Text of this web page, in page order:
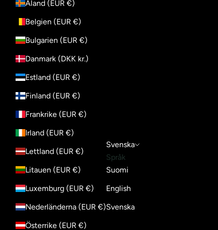
Åland (EUR €)
Belgien (EUR €)
Bulgarien (EUR €)
Danmark (DKK kr.)
Estland (EUR €)
Finland (EUR €)
Frankrike (EUR €)
Irland (EUR €)
Lettland (EUR €)
Litauen (EUR €)
Luxemburg (EUR €)
Nederländerna (EUR €)
Österrike (EUR €)
Svenska
Språk
Suomi
English
Svenska